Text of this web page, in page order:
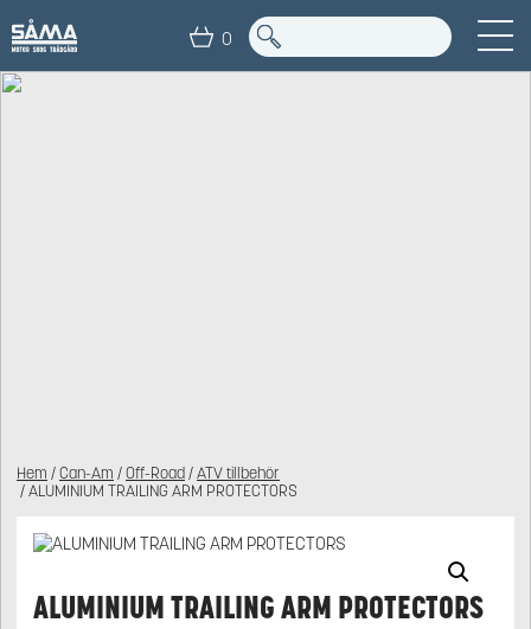
0
Hem /Can-Am /Off-Road/ATV tillbehör
/ ALUMINIUM TRAILING ARM PROTECTORS
ALUMINIUM TRAILING ARM PROTECTORS